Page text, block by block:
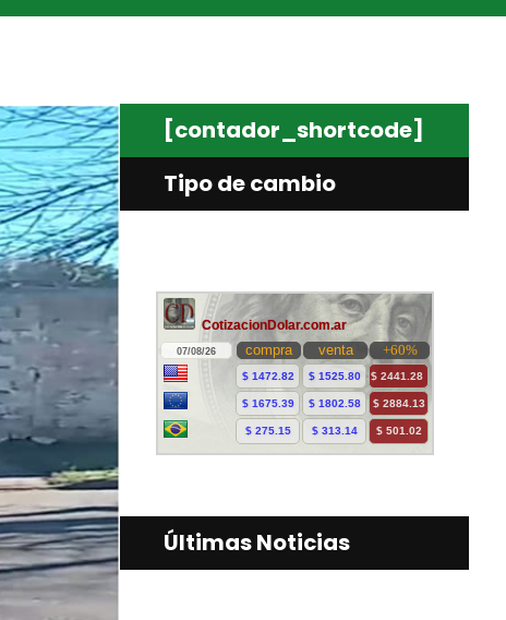
[contador_shortcode]
Tipo de cambio
Últimas Noticias